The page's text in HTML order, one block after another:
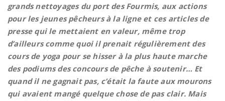
grands nettoyages du port des Fourmis, aux actions
pour les jeunes pêcheurs à la ligne et ces articles de
presse qui le mettaient en valeur, même trop
d’ailleurs comme quoi il prenait régulièrement des
cours de yoga pour se hisser à la plus haute marche
des podiums des concours de pêche à soutenir… Et
quand il ne gagnait pas, c’était la faute aux mourons
qui avaient mangé quelque chose de pas clair. Mais